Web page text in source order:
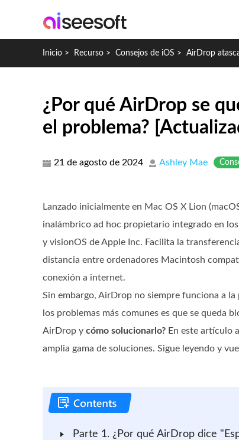
Inicio > Recurso > Consejos de iOS > AirDrop
¿Por qué AirDrop se
el problema?
21 de agosto de 2024 Ashley Mae
Lanzado inicialmente en Mac OS X Lion
inalámbrico ad hoc propietario integrado en
y visionOS de Apple Inc. Facilita la
distancia entre ordenadores Macintosh
conexión a internet.
Sin embargo, AirDrop no siempre funciona a
los problemas más comunes es que se queda
AirDrop y cómo solucionarlo? En este artículo
amplia gama de soluciones. Sigue leyendo y
Parte 1. ¿Por qué AirDrop dice